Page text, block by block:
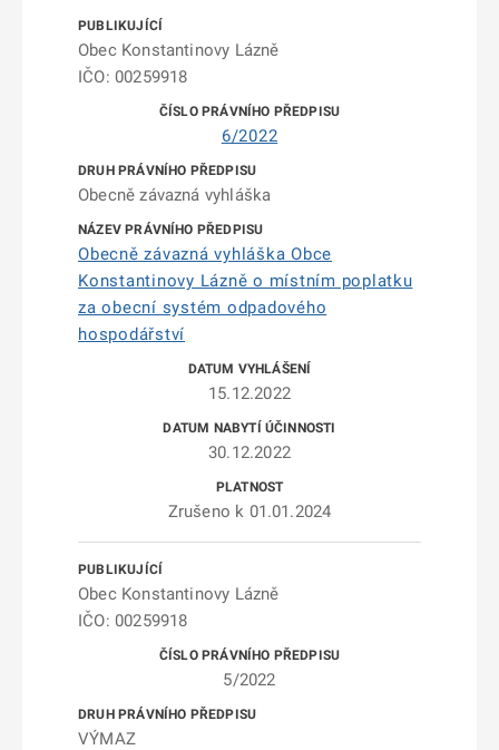
Obec Konstantinovy Lázně
IČO: 00259918
6/2022
Obecně závazná vyhláška
Obecně závazná vyhláška Obce
Konstantinovy Lázně o místním poplatku
za obecní systém odpadového
hospodářství
15.12.2022
30.12.2022
Zrušeno k 01.01.2024
Obec Konstantinovy Lázně
IČO: 00259918
5/2022
VÝMAZ